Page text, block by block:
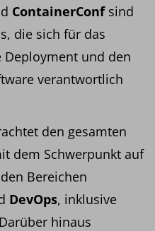
ContainerConfsind
die sich für das
Deployment und den
verantwortlich
den gesamten
dem Schwerpunkt auf
Bereichen
DevOps, inklusive
hinaus